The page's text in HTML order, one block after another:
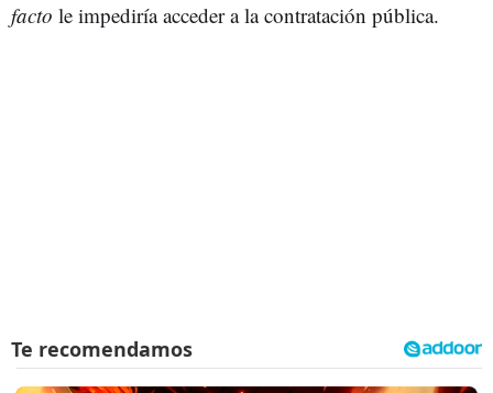
facto le impediría acceder a la contratación pública.